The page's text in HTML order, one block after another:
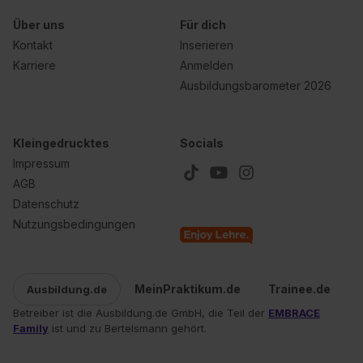
einzelnen Cookies findest du durch Klick auf „Details
zeigen“. Weitere Informationen:Datenschutzerklärung
Impressum
Über uns
Kontakt
Karriere
Für dich
Inserieren
Anmelden
Ausbildungsbarometer 2026
Kleingedrucktes
Impressum
AGB
Datenschutz
Nutzungsbedingungen
Socials
Ausbildung.de MeinPraktikum.de Trainee.de
Betreiber ist die Ausbildung.de GmbH, die Teil der EMBRACE
Family ist und zu Bertelsmann gehört.